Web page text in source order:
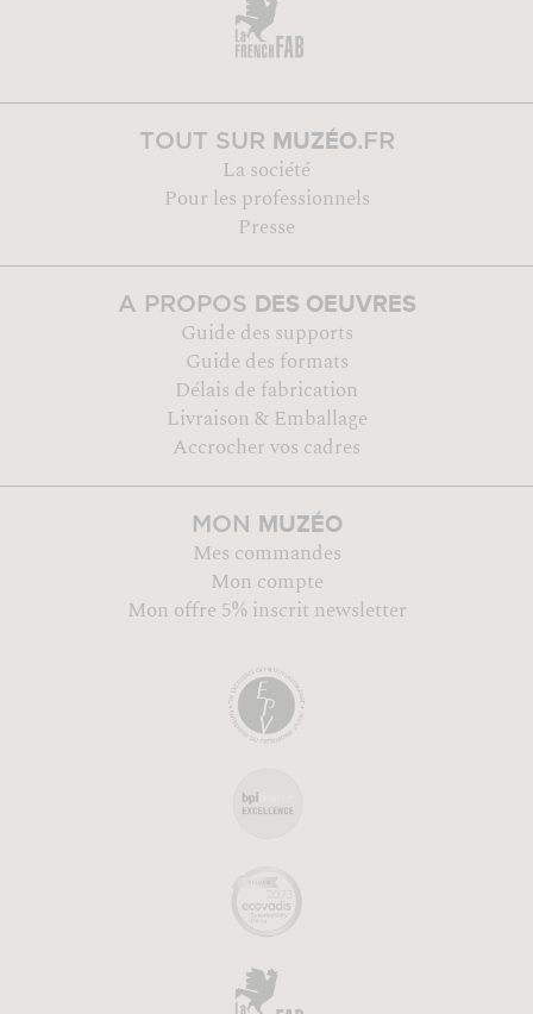
TOUT SUR MUZÉO.FR
La société
Pour les professionnels
Presse
A PROPOS DES OEUVRES
Guide des supports
Guide des formats
Délais de fabrication
Livraison & Emballage
Accrocher vos cadres
MON MUZÉO
Mes commandes
Mon compte
Mon offre 5% inscrit newsletter